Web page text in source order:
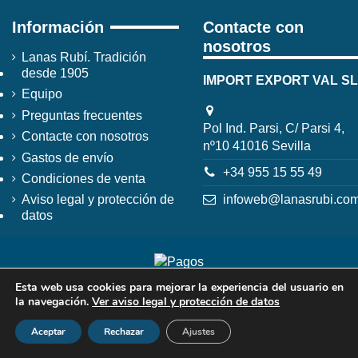
Información
Lanas Rubí. Tradición
desde 1905
Equipo
Preguntas frecuentes
Contacte con nosotros
Gastos de envío
Condiciones de venta
Aviso legal y protección de
datos
Contacte con
nosotros
IMPORT EXPORT VAL SL
Pol Ind. Parsi, C/ Parsi 4,
nº10 41016 Sevilla
+34 955 15 55 49
Esta web usa cookies para mejorar la experiencia del usuario en
la navegación. Ver aviso legal y protección de datos
Aceptar Rechazar Ajustes